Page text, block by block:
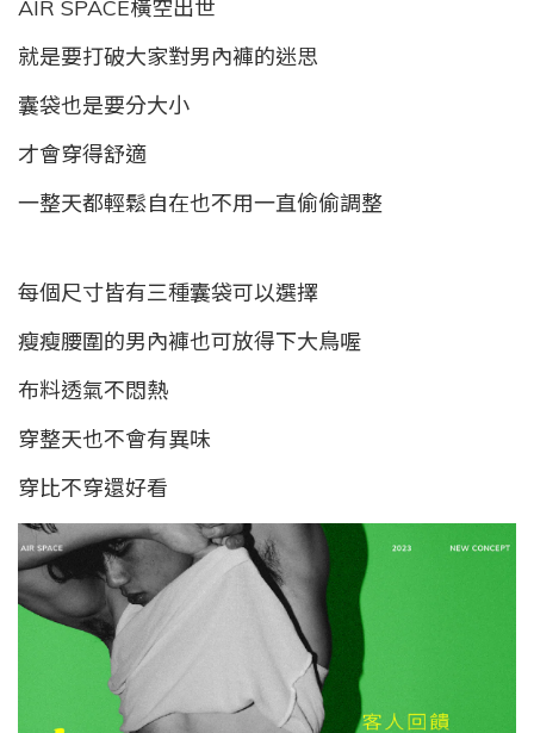
AIR SPACE橫空出世
就是要打破大家對男內褲的迷思
囊袋也是要分大小
才會穿得舒適
一整天都輕鬆自在也不用一直偷偷調整
每個尺寸皆有三種囊袋可以選擇
瘦瘦腰圍的男內褲也可放得下大鳥喔
布料透氣不悶熱
穿整天也不會有異味
穿比不穿還好看